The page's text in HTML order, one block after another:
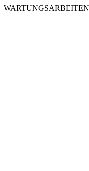
WARTUNGSARBEITEN